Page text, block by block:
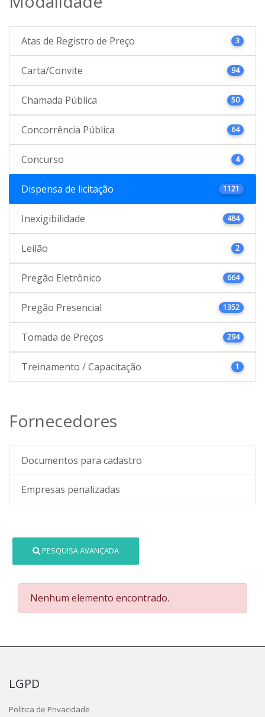
Atas de Registro de Preço 3
Carta/Convite 94
Chamada Pública 50
Concorrência Pública 64
Concurso 4
Dispensa de licitação 1121
Inexigibilidade 484
Leilão 2
Pregão Eletrônico 664
Pregão Presencial 1352
Tomada de Preços 294
Treinamento / Capacitação 1
Fornecedores
Documentos para cadastro
Empresas penalizadas
PESQUISA AVANÇADA
Nenhum elemento encontrado.
LGPD
Politica de Privacidade